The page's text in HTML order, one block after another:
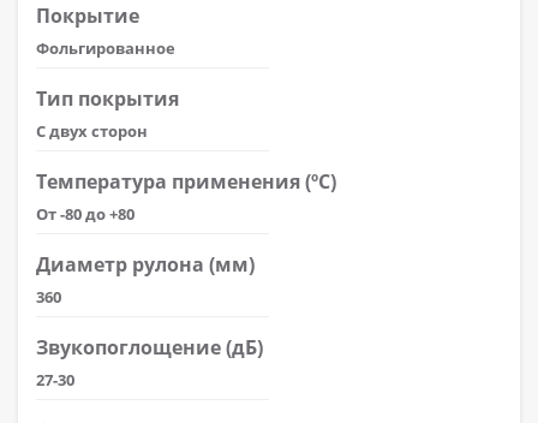
Покрытие
Фольгированное
Тип покрытия
С двух сторон
Температура применения (ºС)
От -80 до +80
Диаметр рулона (мм)
360
Звукопоглощение (дБ)
27-30